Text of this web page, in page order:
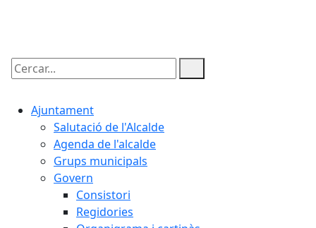
Cercar:
Ajuntament
Salutació de l'Alcalde
Agenda de l'alcalde
Grups municipals
Govern
Consistori
Regidories